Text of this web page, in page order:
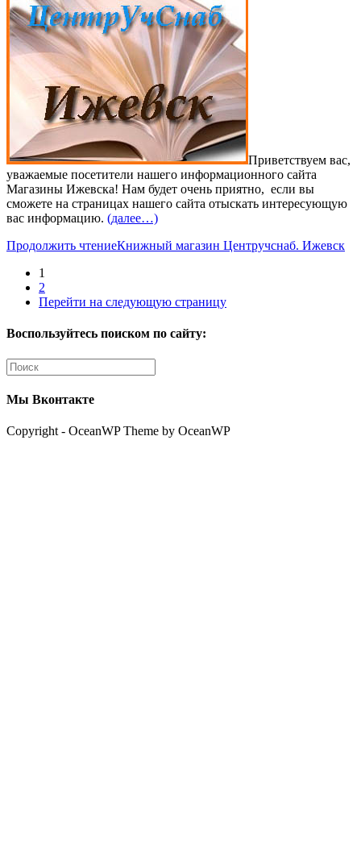
Приветствуем вас,
уважаемые посетители нашего информационного сайта
Магазины Ижевска! Нам будет очень приятно, если вы
сможете на страницах нашего сайта отыскать интересующую
вас информацию. (далее…)
Продолжить чтениеКнижный магазин Центручснаб. Ижевск
1
2
Перейти на следующую страницу
Воспользуйтесь поиском по сайту:
Мы Вконтакте
Copyright - OceanWP Theme by OceanWP